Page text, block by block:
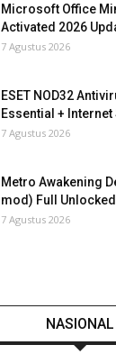
Microsoft Office
Activated 2026
7 Agustus 2026
ESET NOD32
Essential +
7 Agustus 2026
Metro Awakening
mod) Full
7 Agustus 2026
NASIONAL